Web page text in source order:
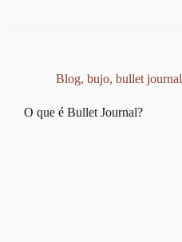
Blog, bujo, bullet journal
O que é Bullet Journal?